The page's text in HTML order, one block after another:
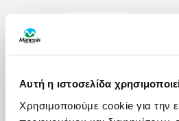
Αυτή η ιστοσελίδα
Χρησιμοποιούμε cookie για την